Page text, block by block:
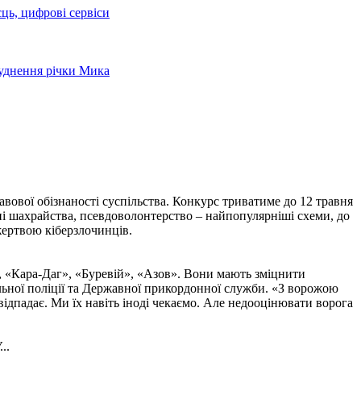
цифрові сервіси
річки Мика
обізнаності суспільства. Конкурс триватиме до 12 травня
шахрайства, псевдоволонтерство – найпопулярніші схеми, до
кіберзлочинців.
«Кара-Даг», «Буревій», «Азов». Вони мають зміцнити
поліції та Державної прикордонної служби. «З ворожою
Ми їх навіть іноді чекаємо. Але недооцінювати ворога